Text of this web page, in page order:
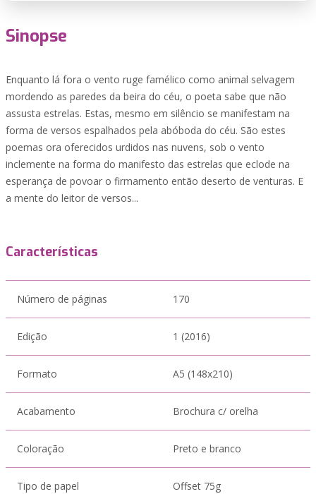
Sinopse
Enquanto lá fora o vento ruge famélico como animal selvagem
mordendo as paredes da beira do céu, o poeta sabe que não
assusta estrelas. Estas, mesmo em silêncio se manifestam na
forma de versos espalhados pela abóboda do céu. São estes
poemas ora oferecidos urdidos nas nuvens, sob o vento
inclemente na forma do manifesto das estrelas que eclode na
esperança de povoar o firmamento então deserto de venturas. E
a mente do leitor de versos...
Características
Número de páginas 170
Edição 1 (2016)
Formato A5 (148x210)
Acabamento Brochura c/ orelha
Coloração Preto e branco
Tipo de papel Offset 75g